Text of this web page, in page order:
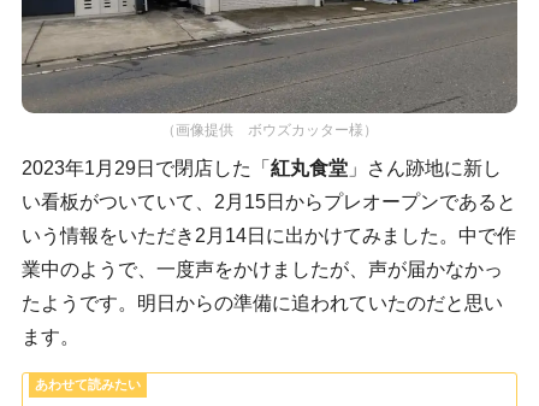
（画像提供 ボウズカッター様）
2023年1月29日で閉店した「 紅丸食堂」さん跡地に新し
い看板がついていて、2月15日からプレオープンであると
いう情報をいただき2月14日に出かけてみました。中で作
業中のようで、一度声をかけましたが、声が届かなかっ
たようです。明日からの準備に追われていたのだと思い
ます。